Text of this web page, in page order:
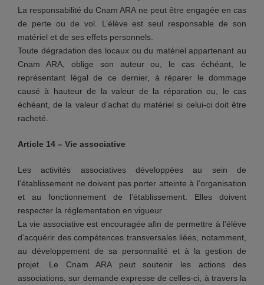
La responsabilité du Cnam ARA ne peut être engagée en cas
de perte ou de vol. L’élève est seul responsable de son
matériel et de ses effets personnels.
Toute dégradation des locaux ou du matériel appartenant au
Cnam ARA, oblige son auteur ou, le cas échéant, le
représentant légal de ce dernier, à réparer le dommage
causé à hauteur de la valeur de la réparation ou, le cas
échéant, de la valeur d’achat du matériel si celui-ci doit être
racheté.
Article 14 – Vie associative
Les activités associatives développées au sein de
l’établissement ne doivent pas porter atteinte à l’organisation
et au fonctionnement de l’établissement. Elles doivent
respecter la réglementation en vigueur
La vie associative est encouragée afin de permettre à l’élève
d’acquérir des compétences transversales liées, notamment,
au développement de sa personnalité et à la gestion de
projet. Le Cnam ARA peut soutenir les actions des
associations, sur demande expresse de celles-ci, à travers la